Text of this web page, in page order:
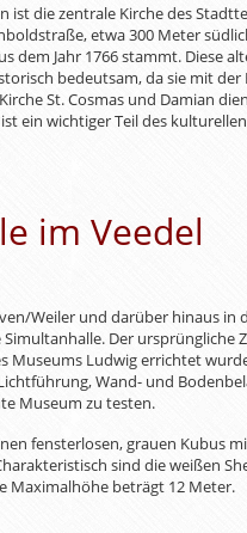
ist die zentrale Kirche des
etwa 300 Meter
dem Jahr 1766 stammt. Diese
bedeutsam, da sie mit der
St. Cosmas und Damian
ein wichtiger Teil des
im Veedel
Weiler und darüber hinaus in
Der ursprüngliche
Museums Ludwig errichtet
Wand- und
Museum zu testen.
fensterlosen, grauen Kubus
sind die weißen
Maximalhöhe beträgt 12 Meter.